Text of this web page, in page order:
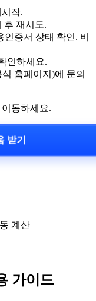
작.
후 재시도.
인증서 상태 확인. 비
인하세요.
홈페이지)에 문의
동하세요.
받기
계산
가이드